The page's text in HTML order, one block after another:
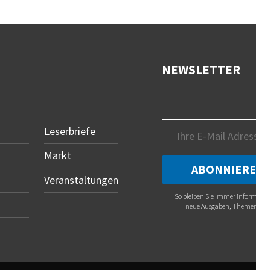
Leserbriefe
Markt
Veranstaltungen
NEWSLETTER
So bleiben Sie immer
neue Ausgaben,